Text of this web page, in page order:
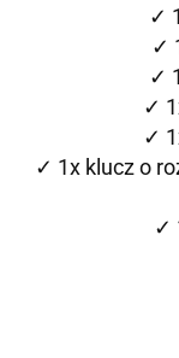
✓
✓
✓
✓
✓
✓ 1x klucz o
✓